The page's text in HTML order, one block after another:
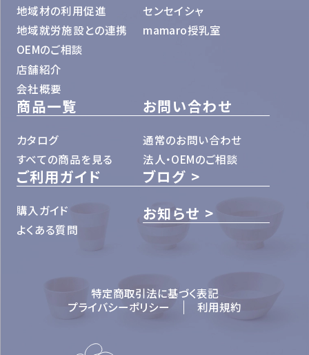
地域材の利用促進
地域就労施設との連携
OEMのご相談
店舗紹介
会社概要
センセイシャ
mamaro授乳室
商品一覧
カタログ
すべての商品を見る
お問い合わせ
通常のお問い合わせ
法人・OEMのご相談
ご利用ガイド
購入ガイド
よくある質問
ブログ
お知らせ
特定商取引法に基づく表記
プライバシーポリシー
利用規約